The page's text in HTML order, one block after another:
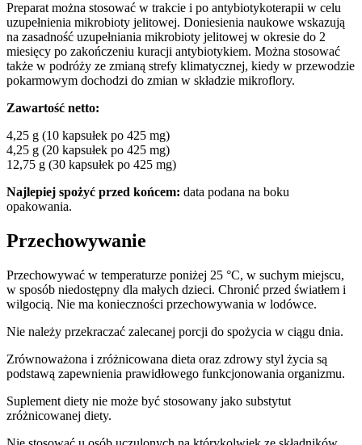
Preparat można stosować w trakcie i po antybiotykoterapii w celu
uzupełnienia mikrobioty jelitowej. Doniesienia naukowe wskazują
na zasadność uzupełniania mikrobioty jelitowej w okresie do 2
miesięcy po zakończeniu kuracji antybiotykiem. Można stosować
także w podróży ze zmianą strefy klimatycznej, kiedy w przewodzie
pokarmowym dochodzi do zmian w składzie mikroflory.
Zawartość netto:
4,25 g (10 kapsułek po 425 mg)
4,25 g (20 kapsułek po 425 mg)
12,75 g (30 kapsułek po 425 mg)
Najlepiej spożyć przed końcem: data podana na boku
opakowania.
Przechowywanie
Przechowywać w temperaturze poniżej 25 °C, w suchym miejscu,
w sposób niedostępny dla małych dzieci. Chronić przed światłem i
wilgocią. Nie ma konieczności przechowywania w lodówce.
Nie należy przekraczać zalecanej porcji do spożycia w ciągu dnia.
Zrównoważona i zróżnicowana dieta oraz zdrowy styl życia są
podstawą zapewnienia prawidłowego funkcjonowania organizmu.
Suplement diety nie może być stosowany jako substytut
zróżnicowanej diety.